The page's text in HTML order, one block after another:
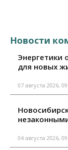
Новости
Энергетики
для новых
07 августа 2026,
04 августа 2026,